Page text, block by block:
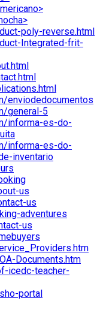
poly-reverse.html
Integrated-frit-
enviodedocumentos
general-5
informa-es-do-
informa-es-do-
inventario
us
us
adventures
us
Documents.htm
icedc-teacher-
portal